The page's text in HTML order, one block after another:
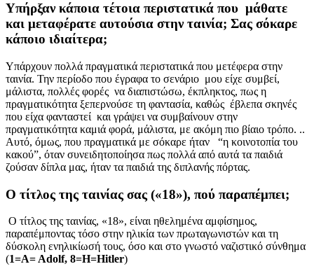
Υπήρξαν κάποια τέτοια περιστατικά που μάθατε
και μεταφέρατε αυτούσια στην ταινία; Σας σόκαρε
κάποιο ιδιαίτερα;
Υπάρχουν πολλά πραγματικά περιστατικά που μετέφερα στην
ταινία. Την περίοδο που έγραφα το σενάριο μου είχε συμβεί,
μάλιστα, πολλές φορές να διαπιστώσω, έκπληκτος, πως η
πραγματικότητα ξεπερνούσε τη φαντασία, καθώς έβλεπα σκηνές
που είχα φανταστεί και γράψει να συμβαίνουν στην
πραγματικότητα καμιά φορά, μάλιστα, με ακόμη πιο βίαιο τρόπο. ..
Αυτό, όμως, που πραγματικά με σόκαρε ήταν “η κοινοτοπία του
κακού”, όταν συνειδητοποίησα πως πολλά από αυτά τα παιδιά
ζούσαν δίπλα μας, ήταν τα παιδιά της διπλανής πόρτας.
Ο τίτλος της ταινίας σας («18»), πού παραπέμπει;
Ο τίτλος της ταινίας, «18», είναι ηθελημένα αμφίσημος,
παραπέμποντας τόσο στην ηλικία των πρωταγωνιστών και τη
δύσκολη ενηλικίωσή τους, όσο και στο γνωστό ναζιστικό σύνθημα
(1=A= Adolf, 8=H=Hitler)